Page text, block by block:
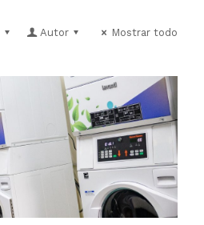
Autor Mostrar todo